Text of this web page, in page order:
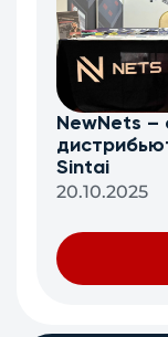
NewNets –
Sintai
20.10.2025